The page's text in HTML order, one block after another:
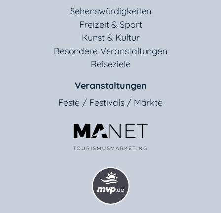
Sehenswürdigkeiten
Freizeit & Sport
Kunst & Kultur
Besondere Veranstaltungen
Reiseziele
Veranstaltungen
Feste / Festivals / Märkte